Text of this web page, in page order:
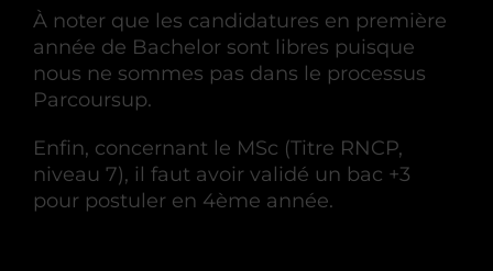
À noter que les candidatures en première
année de Bachelor sont libres puisque
nous ne sommes pas dans le processus
Parcoursup.
Enfin, concernant le MSc (Titre RNCP,
niveau 7), il faut avoir validé un bac +3
pour postuler en 4ème année.